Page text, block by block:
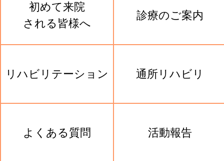
初めて来院
される皆様へ
診療のご案内
リハビリテーション 通所リハビリ
よくある質問 活動報告